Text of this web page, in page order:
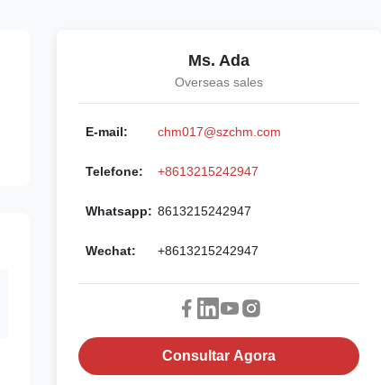
Ms. Ada
Overseas sales
E-mail: chm017@szchm.com
Telefone: +8613215242947
Whatsapp: 8613215242947
Wechat: +8613215242947
Consultar Agora